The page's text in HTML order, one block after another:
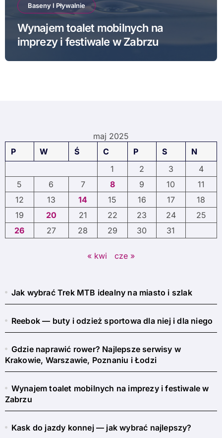
Baseny I Pływalnie
Wynajem toalet mobilnych na
imprezy i festiwale w Zabrzu
maj 2025
P
W Ś C P S
N
1
2 3
4
5
6 7 8 9 10
11
12
13 14 15 16 17
18
19
20 21 22 23 24
25
26
27 28 29 30 31
« kwi cze »
Jak wybrać Trek MTB idealny na miasto i szlak
Reebok — buty i odzież sportowa dla niej i dla niego
Gdzie naprawić rower? Najlepsze serwisy w
Krakowie, Warszawie, Poznaniu i Łodzi
Wynajem toalet mobilnych na imprezy i festiwale w
Zabrzu
Kask do jazdy konnej — jak wybrać najlepszy?